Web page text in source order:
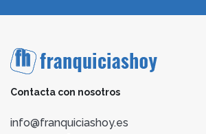
Contacta con nosotros
info@franquiciashoy.es